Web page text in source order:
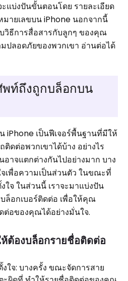
แบ่งปันขั้นตอนโดย รายละเอียด
ายเลขบน iPhone นอกจากนี้
วิธีการสื่อสารกับลูกๆ ของคุณ
ปลอดภัยของพวกเขา อ่านต่อได้
พท์ถึงถูกบล็อกบน
iPhone เป็นฟีเจอร์พื้นฐานที่มีให้
ดต่อพวกเขาได้บ้าง อย่างไร
อาจแตกต่างกันไปอย่างมาก บาง
เพื่อความเป็นส่วนตัว ในขณะที่
ใจ ในส่วนนี้ เราจะมาแบ่งปัน
ล็อกเบอร์ติดต่อ เพื่อให้คุณ
ต่อของคุณได้อย่างมั่นใจ.
ต้องบล็อกรายชื่อติดต่อ
ใจ: บางครั้ง ขณะจัดการสาย